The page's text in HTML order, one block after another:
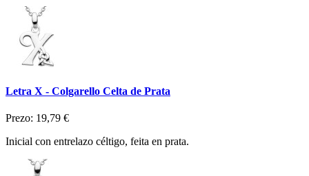
Letra X - Colgarello Celta de Prata
Prezo: 19,79 €
Inicial con entrelazo céltigo, feita en prata.